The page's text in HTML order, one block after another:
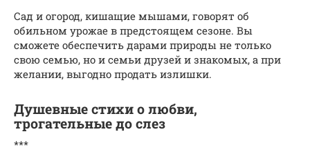
Сад и огород, кишащие мышами, говорят об
обильном урожае в предстоящем сезоне. Вы
сможете обеспечить дарами природы не только
свою семью, но и семьи друзей и знакомых, а при
желании, выгодно продать излишки.
Душевные стихи о любви,
трогательные до слез
***